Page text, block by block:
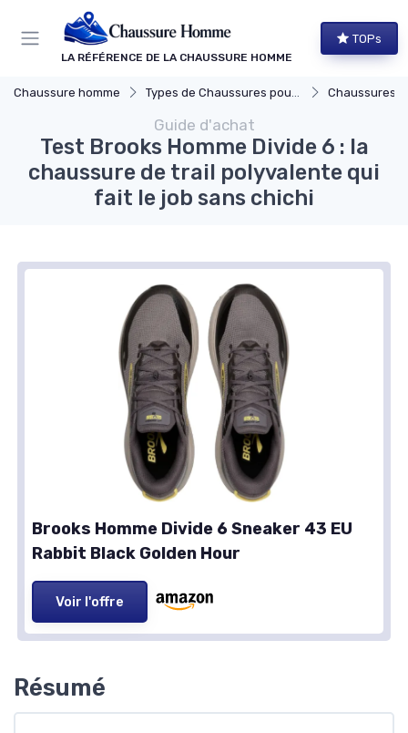
LA RÉFÉRENCE DE LA CHAUSSURE HOMME
TOPs
Chaussure homme Types de Chaussures pour Hommes Chaussures
Guide d'achat
Test Brooks Homme Divide 6 : la
chaussure de trail polyvalente qui
fait le job sans chichi
Brooks Homme Divide 6 Sneaker 43 EU
Rabbit Black Golden Hour
Voir l'offre
Résumé
Panneau de gestion des cookies